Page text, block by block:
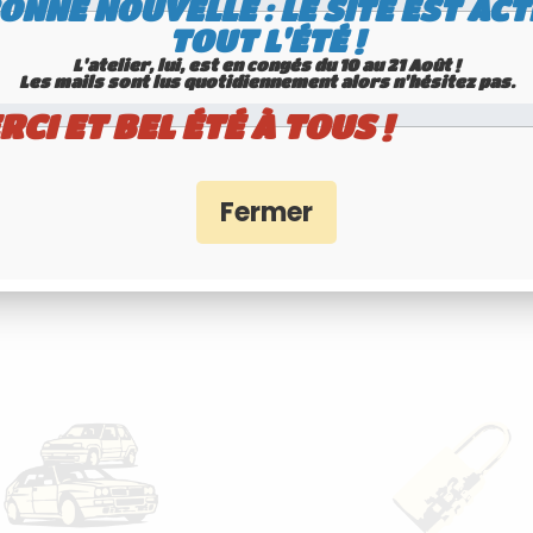
NOUVELLE : LE SITE EST
TOUT L'ÉTÉ !
L'atelier, lui, est en congés du 10 au 21 Août !
Les mails sont lus quotidiennement alors n'hésitez pas.
ET BEL ÉTÉ À TOUS !